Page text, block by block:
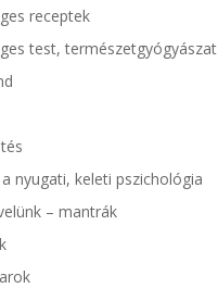
receptek
test, természetgyógyászat
nyugati, keleti pszichológia
– mantrák